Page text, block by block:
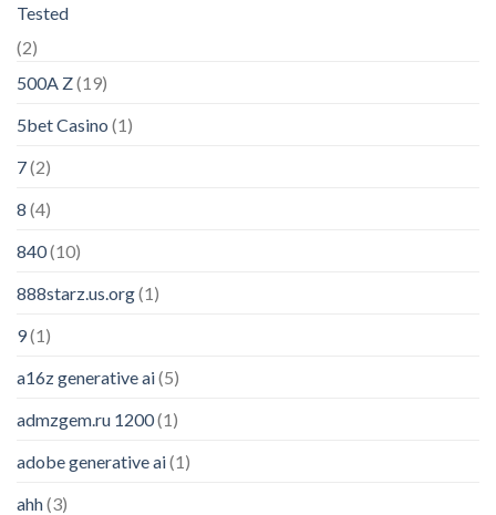
Tested
(2)
500A Z(19)
5bet Casino (1)
7(2)
8 (4)
840(10)
888starz.us.org(1)
9(1)
a16z generative ai(5)
admzgem.ru 1200(1)
adobe generative ai(1)
ahh(3)